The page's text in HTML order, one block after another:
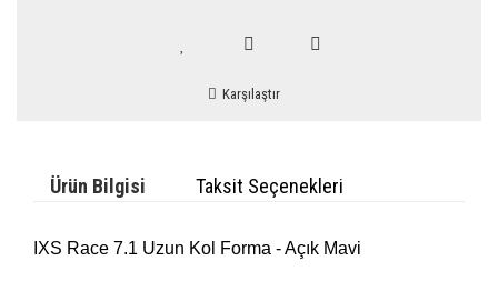
Karşılaştır
Ürün Bilgisi Taksit Seçenekleri
IXS Race 7.1 Uzun Kol Forma - Açık Mavi